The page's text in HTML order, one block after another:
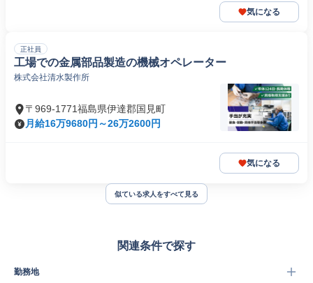
気になる
正社員
工場での金属部品製造の機械オペレーター
株式会社清水製作所
〒969-1771福島県伊達郡国見町
月給16万9680円～26万2600円
気になる
似ている求人をすべて見る
関連条件で探す
勤務地